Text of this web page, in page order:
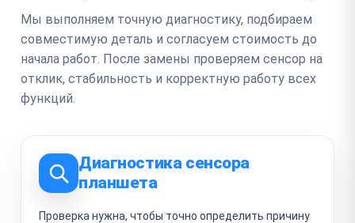
Мы выполняем точную диагностику, подбираем
совместимую деталь и согласуем стоимость до
начала работ. После замены проверяем сенсор на
отклик, стабильность и корректную работу всех
функций.
Диагностика сенсора
планшета
Проверка нужна, чтобы точно определить причину